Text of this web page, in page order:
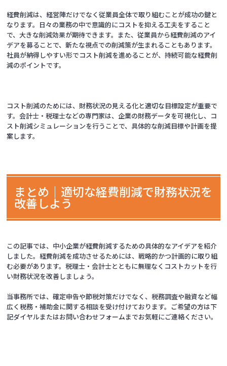
経費削減は、経営陣だけでなく従業員全体で取り組むことが成功の鍵と
なります。日々の業務の中で意識的にコストを抑える工夫をすること
で、大きな削減効果が期待できます。また、従業員から経費削減のアイ
デアを募ることで、新たな視点での削減策が生まれることもあります。
社員が納得しやすい形でコスト削減を進めることが、持続可能な経費削
減のポイントです。
コスト削減のためには、財務状況の見える化と適切な目標設定が重要で
す。会計士・税理士などの専門家は、企業の財務データを可視化し、コ
スト削減シミュレーションを行うことで、具体的な削減目標や計画を提
案します。
まとめ｜適切な経費削減で財務状況を
改善しよう
この記事では、中小企業が経費削減するための具体的なアイデアを紹介
しました。経費削減を成功させるためには、戦略的かつ計画的に取り組
む必要があります。税理士・会計士とともに無理なくコストカットを行
い財務状況を改善しましょう。
当事務所では、確定申告や節税対策だけでなく、税務調査や融資など幅
広く税務・補助金に関する相談を受け付けております。ご希望の方は下
記ダイヤルまたはお問い合わせフォームまでお気軽にご連絡ください。